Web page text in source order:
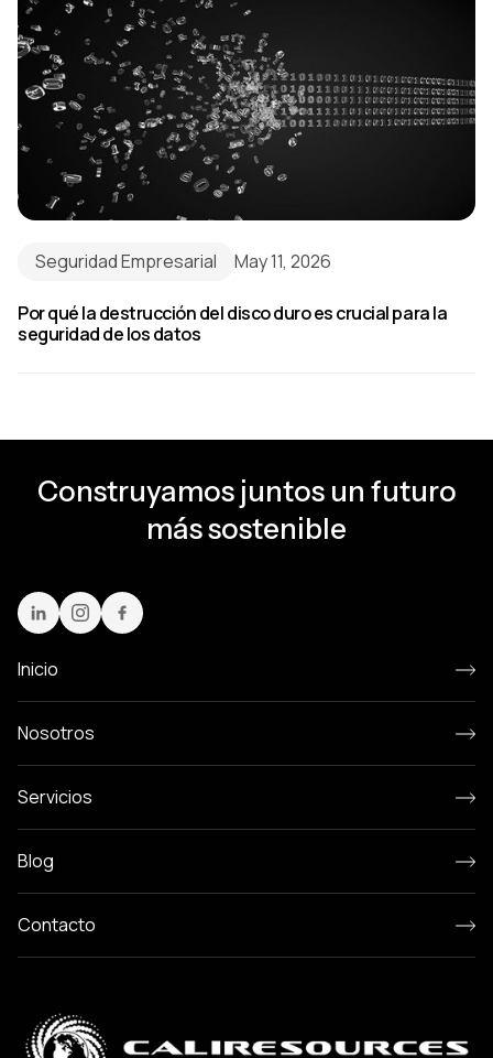
Seguridad Empresarial May 11, 2026
Por qué la destrucción del disco duro es crucial para la
seguridad de los datos
Construyamos juntos un futuro
más sostenible
Inicio
Nosotros
Servicios
Blog
Contacto